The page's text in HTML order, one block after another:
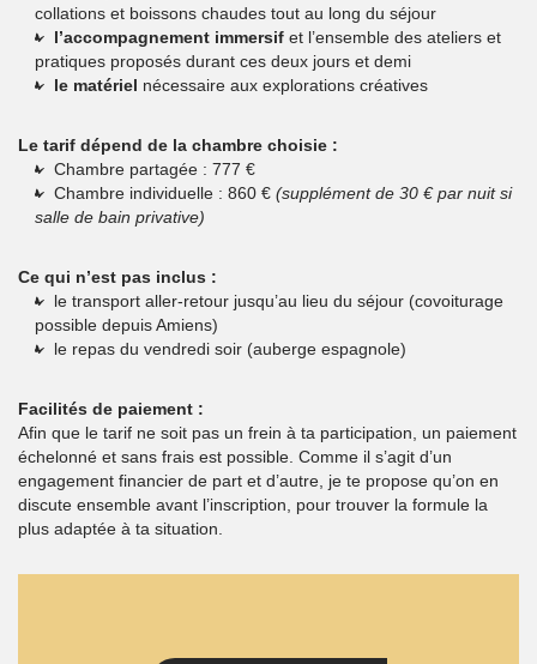
collations et boissons chaudes tout au long du séjour
l’accompagnement immersif et l’ensemble des ateliers et
pratiques proposés durant ces deux jours et demi
le matériel nécessaire aux explorations créatives
Le tarif dépend de la chambre choisie :
Chambre partagée : 777 €
Chambre individuelle : 860 €(supplément de 30 € par nuit si
salle de bain privative)
Ce qui n’est pas inclus :
le transport aller-retour jusqu’au lieu du séjour (covoiturage
possible depuis Amiens)
le repas du vendredi soir (auberge espagnole)
Facilités de paiement :
Afin que le tarif ne soit pas un frein à ta participation, un paiement
échelonné et sans frais est possible. Comme il s’agit d’un
engagement financier de part et d’autre, je te propose qu’on en
discute ensemble avant l’inscription, pour trouver la formule la
plus adaptée à ta situation.